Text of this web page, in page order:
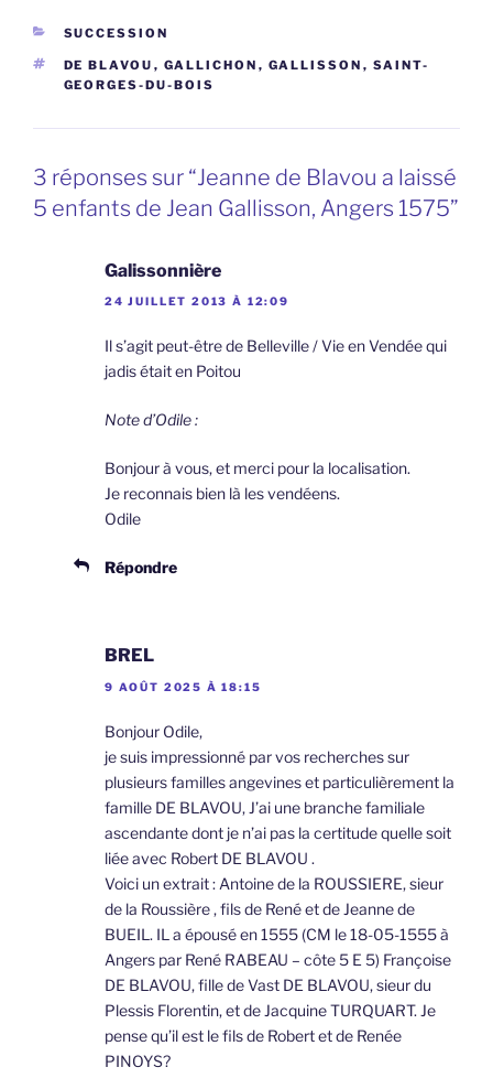
CATÉGORIES
SUCCESSION
ÉTIQUETTES
DE BLAVOU , GALLICHON , GALLISSON , SAINT-
GEORGES-DU-BOIS
3 réponses sur “Jeanne de Blavou a laissé
5 enfants de Jean Gallisson, Angers 1575”
Galissonnière
24 JUILLET 2013 À 12:09
Il s’agit peut-être de Belleville / Vie en Vendée qui
jadis était en Poitou
Note d’Odile :
Bonjour à vous, et merci pour la localisation.
Je reconnais bien là les vendéens.
Odile
Répondre
BREL
9 AOÛT 2025 À 18:15
Bonjour Odile,
je suis impressionné par vos recherches sur
plusieurs familles angevines et particulièrement la
famille DE BLAVOU, J’ai une branche familiale
ascendante dont je n’ai pas la certitude quelle soit
liée avec Robert DE BLAVOU .
Voici un extrait : Antoine de la ROUSSIERE, sieur
de la Roussière , fils de René et de Jeanne de
BUEIL. IL a épousé en 1555 (CM le 18-05-1555 à
Angers par René RABEAU – côte 5 E 5) Françoise
DE BLAVOU, fille de Vast DE BLAVOU, sieur du
Plessis Florentin, et de Jacquine TURQUART. Je
pense qu’il est le fils de Robert et de Renée
PINOYS?